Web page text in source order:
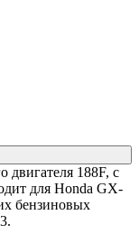
двигателя 188F, с
для Honda GX-
бензиновых